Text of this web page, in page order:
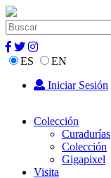
ES
EN
Iniciar Sesión
Colección
Curadurías
Colección
Gigapixel
Visita